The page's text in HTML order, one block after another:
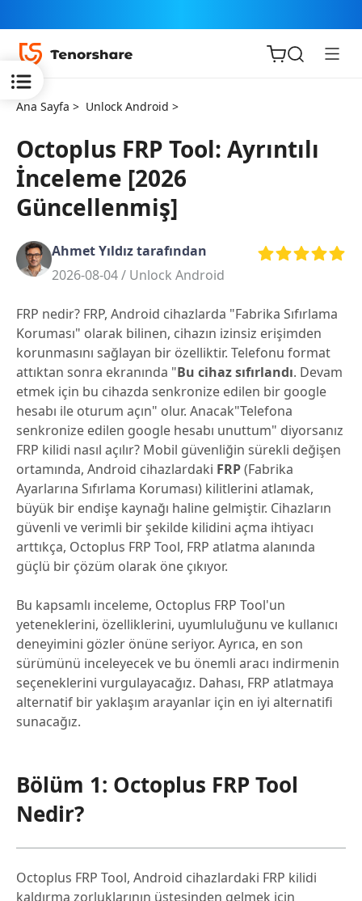
iOS için
ReiBoot
Tenorshare
PDNob
iAnyGo
Ana Sayfa > Unlock Android >
Octoplus FRP Tool: Ayrıntılı
İnceleme [2026
Güncellenmiş]
Ahmet Yıldız tarafından
2026-08-04 / Unlock Android
FRP nedir? FRP, Android cihazlarda "Fabrika Sıfırlama
Koruması" olarak bilinen, cihazın izinsiz erişimden
korunmasını sağlayan bir özelliktir. Telefonu format
attıktan sonra ekranında "Bu cihaz sıfırlandı. Devam
etmek için bu cihazda senkronize edilen bir google
hesabı ile oturum açın" olur. Anacak"Telefona
senkronize edilen google hesabı unuttum" diyorsanız
FRP kilidi nasıl açılır? Mobil güvenliğin sürekli değişen
ortamında, Android cihazlardaki FRP(Fabrika
Ayarlarına Sıfırlama Koruması) kilitlerini atlamak,
büyük bir endişe kaynağı haline gelmiştir. Cihazların
güvenli ve verimli bir şekilde kilidini açma ihtiyacı
arttıkça, Octoplus FRP Tool, FRP atlatma alanında
güçlü bir çözüm olarak öne çıkıyor.
Bu kapsamlı inceleme, Octoplus FRP Tool'un
yeteneklerini, özelliklerini, uyumluluğunu ve kullanıcı
deneyimini gözler önüne seriyor. Ayrıca, en son
sürümünü inceleyecek ve bu önemli aracı indirmenin
seçeneklerini vurgulayacağız. Dahası, FRP atlatmaya
alternatif bir yaklaşım arayanlar için en iyi alternatifi
sunacağız.
Bölüm 1: Octoplus FRP Tool
Nedir?
Octoplus FRP Tool, Android cihazlardaki FRP kilidi
kaldırma zorluklarının üstesinden gelmek için